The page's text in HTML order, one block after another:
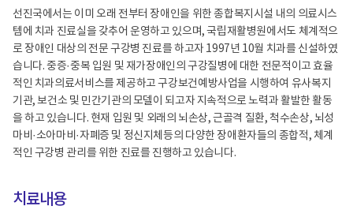
선진국에서는 이미 오래 전부터 장애인을 위한 종합복지시설 내의 의료시스
템에 치과 진료실을 갖추어 운영하고 있으며, 국립재활병원에서도 체계적으
로 장애인 대상의 전문 구강병 진료를 하고자 1997년 10월 치과를 신설하였
습니다. 중증·중복 입원 및 재가장애인의 구강질병에 대한 전문적이고 효율
적인 치과의료서비스를 제공하고 구강보건예방사업을 시행하여 유사복지
기관, 보건소 및 민간기관의 모델이 되고자 지속적으로 노력과 활발한 활동
을 하고 있습니다. 현재 입원 및 외래의 뇌손상, 근골격 질환, 척수손상, 뇌성
마비·소아마비·자폐증 및 정신지체등의 다양한 장애환자들의 종합적, 체계
적인 구강병 관리를 위한 진료를 진행하고 있습니다.
치료내용